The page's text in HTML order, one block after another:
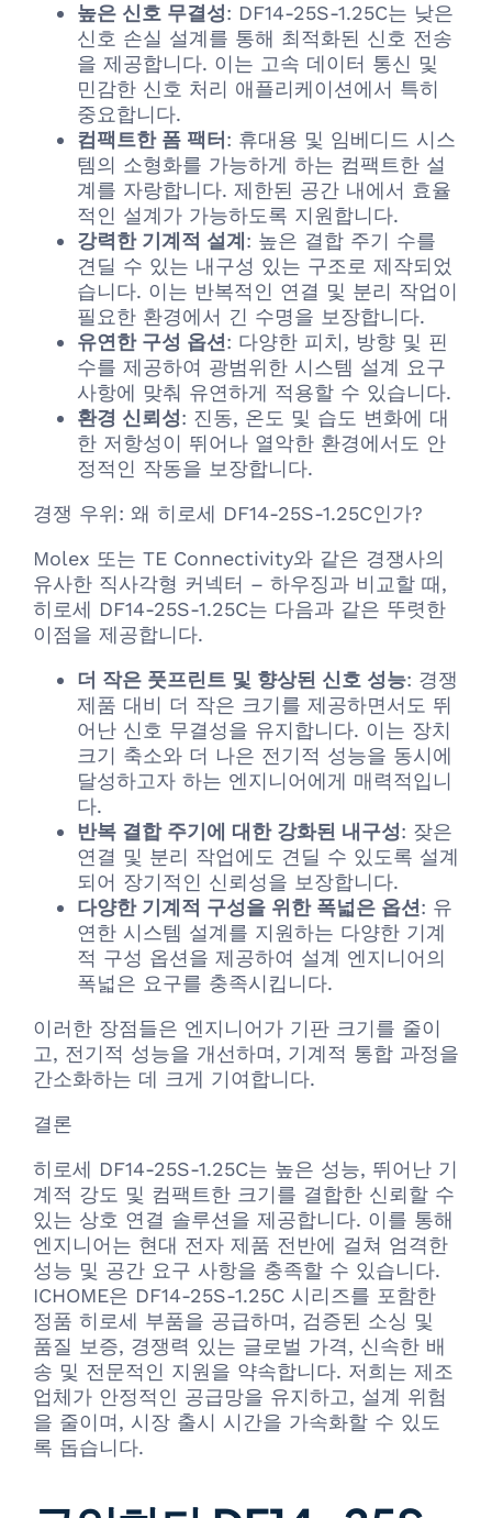
높은 신호 무결성: DF14-25S-1.25C는 낮은
신호 손실 설계를 통해 최적화된 신호 전송
을 제공합니다. 이는 고속 데이터 통신 및
민감한 신호 처리 애플리케이션에서 특히
중요합니다.
컴팩트한 폼 팩터 : 휴대용 및 임베디드 시스
템의 소형화를 가능하게 하는 컴팩트한 설
계를 자랑합니다. 제한된 공간 내에서 효율
적인 설계가 가능하도록 지원합니다.
강력한 기계적 설계 : 높은 결합 주기 수를
견딜 수 있는 내구성 있는 구조로 제작되었
습니다. 이는 반복적인 연결 및 분리 작업이
필요한 환경에서 긴 수명을 보장합니다.
유연한 구성 옵션: 다양한 피치, 방향 및 핀
수를 제공하여 광범위한 시스템 설계 요구
사항에 맞춰 유연하게 적용할 수 있습니다.
환경 신뢰성: 진동, 온도 및 습도 변화에 대
한 저항성이 뛰어나 열악한 환경에서도 안
정적인 작동을 보장합니다.
경쟁 우위: 왜 히로세 DF14-25S-1.25C인가?
Molex 또는 TE Connectivity와 같은 경쟁사의
유사한 직사각형 커넥터 – 하우징과 비교할 때,
히로세 DF14-25S-1.25C는 다음과 같은 뚜렷한
이점을 제공합니다.
더 작은 풋프린트 및 향상된 신호 성능: 경쟁
제품 대비 더 작은 크기를 제공하면서도 뛰
어난 신호 무결성을 유지합니다. 이는 장치
크기 축소와 더 나은 전기적 성능을 동시에
달성하고자 하는 엔지니어에게 매력적입니
다.
반복 결합 주기에 대한 강화된 내구성: 잦은
연결 및 분리 작업에도 견딜 수 있도록 설계
되어 장기적인 신뢰성을 보장합니다.
다양한 기계적 구성을 위한 폭넓은 옵션: 유
연한 시스템 설계를 지원하는 다양한 기계
적 구성 옵션을 제공하여 설계 엔지니어의
폭넓은 요구를 충족시킵니다.
이러한 장점들은 엔지니어가 기판 크기를 줄이
고, 전기적 성능을 개선하며, 기계적 통합 과정을
간소화하는 데 크게 기여합니다.
결론
히로세 DF14-25S-1.25C는 높은 성능, 뛰어난 기
계적 강도 및 컴팩트한 크기를 결합한 신뢰할 수
있는 상호 연결 솔루션을 제공합니다. 이를 통해
엔지니어는 현대 전자 제품 전반에 걸쳐 엄격한
성능 및 공간 요구 사항을 충족할 수 있습니다.
ICHOME은 DF14-25S-1.25C 시리즈를 포함한
정품 히로세 부품을 공급하며, 검증된 소싱 및
품질 보증, 경쟁력 있는 글로벌 가격, 신속한 배
송 및 전문적인 지원을 약속합니다. 저희는 제조
업체가 안정적인 공급망을 유지하고, 설계 위험
을 줄이며, 시장 출시 시간을 가속화할 수 있도
록 돕습니다.